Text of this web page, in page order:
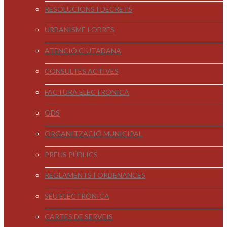
RESOLUCIONS I DECRETS
URBANISME I OBRES
ATENCIÓ CIUTADANA
CONSULTES ACTIVES
FACTURA ELECTRÒNICA
ODS
ORGANITZACIÓ MUNICIPAL
PREUS PÚBLICS
REGLAMENTS I ORDENANCES
SEU ELECTRÒNICA
CARTES DE SERVEIS